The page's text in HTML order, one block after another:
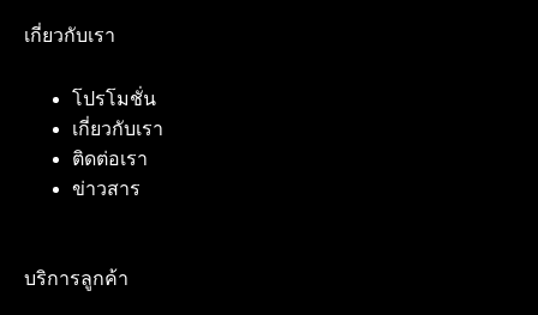
เกี่ยวกับเรา
โปรโมชั่น
เกี่ยวกับเรา
ติดต่อเรา
ข่าวสาร
บริการลูกค้า